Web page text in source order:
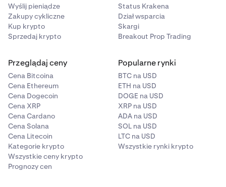
Wyślij pieniądze
Zakupy cykliczne
Kup krypto
Sprzedaj krypto
Status Krakena
Dział wsparcia
Skargi
Breakout Prop Trading
Przeglądaj ceny
Cena Bitcoina
Cena Ethereum
Cena Dogecoin
Cena XRP
Cena Cardano
Cena Solana
Cena Litecoin
Kategorie krypto
Wszystkie ceny krypto
Prognozy cen
Popularne rynki
BTC na USD
ETH na USD
DOGE na USD
XRP na USD
ADA na USD
SOL na USD
LTC na USD
Wszystkie rynki krypto